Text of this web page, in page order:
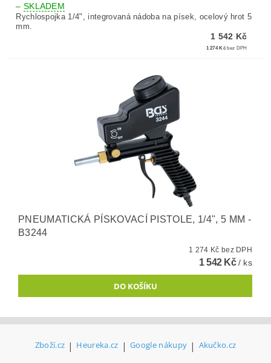
– SKLADEM
Rychlospojka 1/4", integrovaná nádoba na písek, ocelový hrot 5
mm.
1 542 Kč
1 274 Kč bez DPH
PNEUMATICKÁ PÍSKOVACÍ PISTOLE, 1/4", 5 MM -
B3244
1 274 Kč bez DPH
1 542 Kč/ ks
Zboží.cz | Heureka.cz | Google nákupy | Akučko.cz